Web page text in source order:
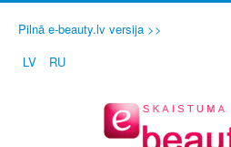
Pilnā e-beauty.lv versija >>
LV
RU